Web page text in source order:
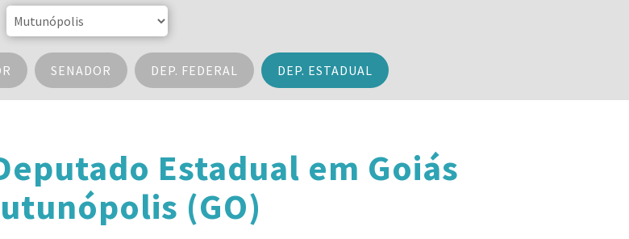
SENADOR DEP. FEDERAL DEP. ESTADUAL
Estadual em Goiás
(GO)